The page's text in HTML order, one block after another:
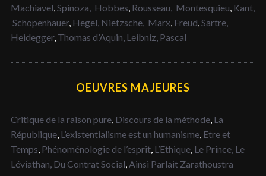
Machiavel,Spinoza, Hobbes, Rousseau, Montesquieu, Kant,
Schopenhauer, Hegel, Nietzsche, Marx, Freud,Sartre,
Heidegger, Thomas d’Aquin, Leibniz, Pascal
OEUVRES MAJEURES
Critique de la raison pure, Discours de la méthode, La
République, L’existentialisme est un humanisme, Etre et
Temps, Phénoménologie de l’esprit, L’Ethique, Le Prince, Le
Léviathan, Du Contrat Social,Ainsi Parlait Zarathoustra